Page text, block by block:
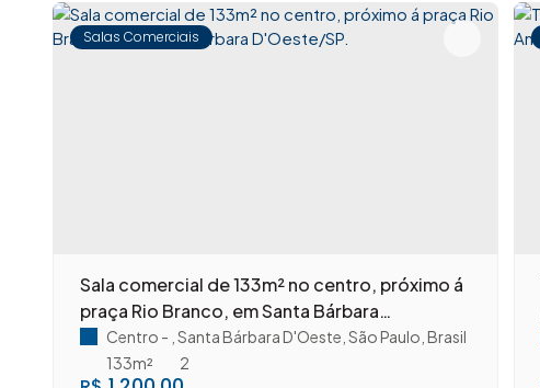
Salas Comerciais
Sala comercial de 133m² no centro, próximo á
praça Rio Branco, em Santa Bárbara
D'Oeste/SP.
Centro ,Santa Bárbara D'Oeste ,São Paulo ,Brasil
2
133m²